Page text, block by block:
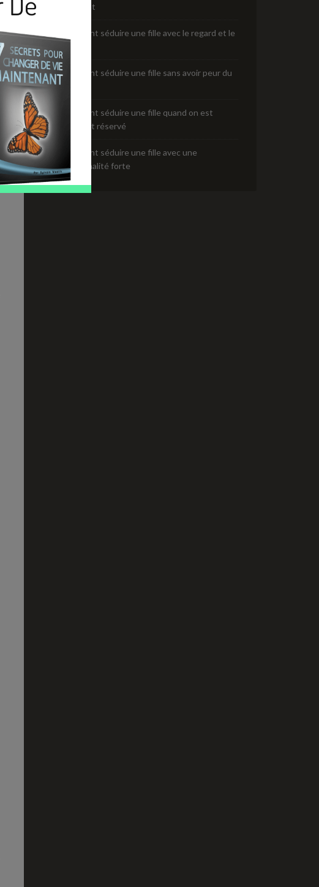
apparent
Comment séduire une fille avec le regard et le
Comment séduire une fille sans avoir peur du
Comment séduire une fille quand on est
timide et réservé
Comment séduire une fille avec une
personnalité forte